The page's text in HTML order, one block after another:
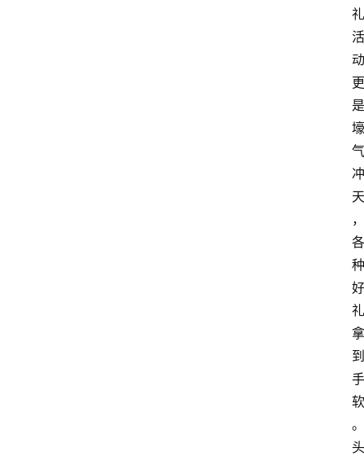
礼
活
动
更
是
壕
气
冲
天
，
各
种
好
礼
拿
到
手
软
。
头